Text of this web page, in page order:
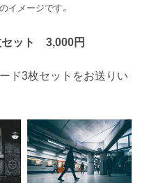
メージです。
ット 3,000円
ド3枚セットをお送りい